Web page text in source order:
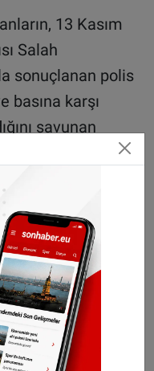
13 Kasım
Salah
sonuçlanan polis
basına karşı
savunan
attılar. Bence
dördüncü nesil
karşı
ve bunu meşru
da bizim